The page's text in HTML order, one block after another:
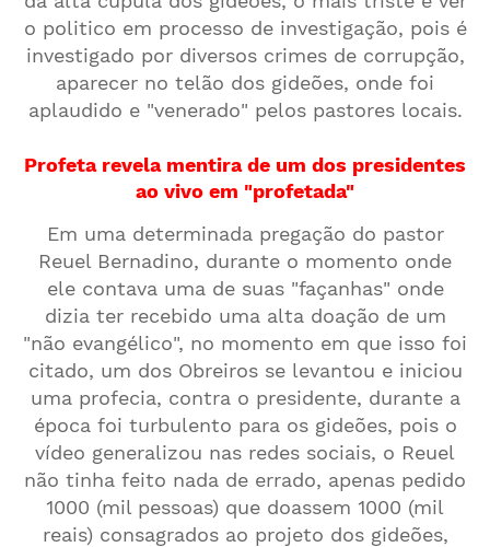
o politico em processo de investigação, pois é
investigado por diversos crimes de corrupção,
aparecer no telão dos gideões, onde foi
aplaudido e "venerado" pelos pastores locais.
Profeta revela mentira de um dos presidentes
ao vivo em "profetada"
Em uma determinada pregação do pastor
Reuel Bernadino, durante o momento onde
ele contava uma de suas "façanhas" onde
dizia ter recebido uma alta doação de um
"não evangélico", no momento em que isso foi
citado, um dos Obreiros se levantou e iniciou
uma profecia, contra o presidente, durante a
época foi turbulento para os gideões, pois o
vídeo generalizou nas redes sociais, o Reuel
não tinha feito nada de errado, apenas pedido
1000 (mil pessoas) que doassem 1000 (mil
reais) consagrados ao projeto dos gideões,